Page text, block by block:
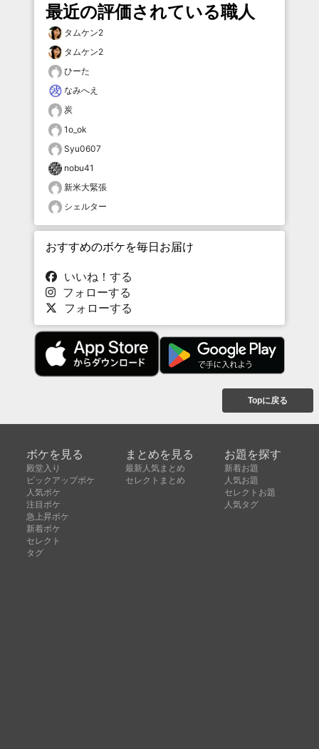
最近の評価されている職人
タムケン2
タムケン2
ひーた
なみへえ
炭
1o_ok
Syu0607
nobu41
新米大緊張
シェルター
おすすめのボケを毎日お届け
いいね！する
フォローする
フォローする
Topに戻る
ボケを見る
殿堂入り
ピックアップボケ
人気ボケ
注目ボケ
急上昇ボケ
新着ボケ
セレクト
タグ
まとめを見る
最新人気まとめ
セレクトまとめ
お題を探す
新着お題
人気お題
セレクトお題
人気タグ